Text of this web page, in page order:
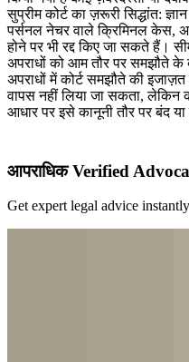
सुप्रीम कोर्ट का ज़रूरी सिद्धांत:
पर्सनल नेचर वाले क्रिमिनल केस,
होने पर भी रद्द किए जा सकते हैं।
अपराधों को आम तौर पर समझौते के
अपराधों में कोर्ट समझौते की
वापस नहीं लिया जा सकता, लेकिन
आधार पर इसे कानूनी तौर पर बंद
आपराधिक Verified
Get expert legal advice